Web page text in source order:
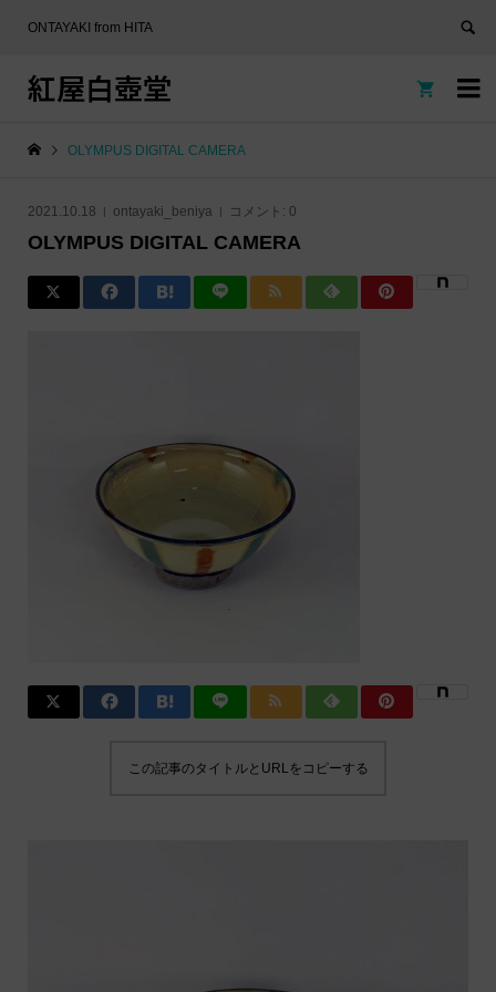
ONTAYAKI from HITA

紅屋白壺堂 
OLYMPUS DIGITAL CAMERA
2021.10.18 ontayaki_beniya コメント: 0
OLYMPUS DIGITAL CAMERA
この記事のタイトルとURLをコピーする